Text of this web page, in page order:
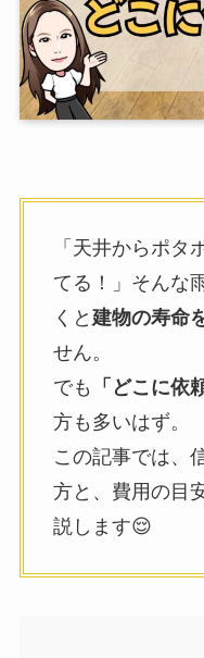
「天井からポ
てる！」そんな
くと 建物の寿命
せん。
でも
「どこに依
方も多いはず。
この記事では、
方と、費用の目
説します😌